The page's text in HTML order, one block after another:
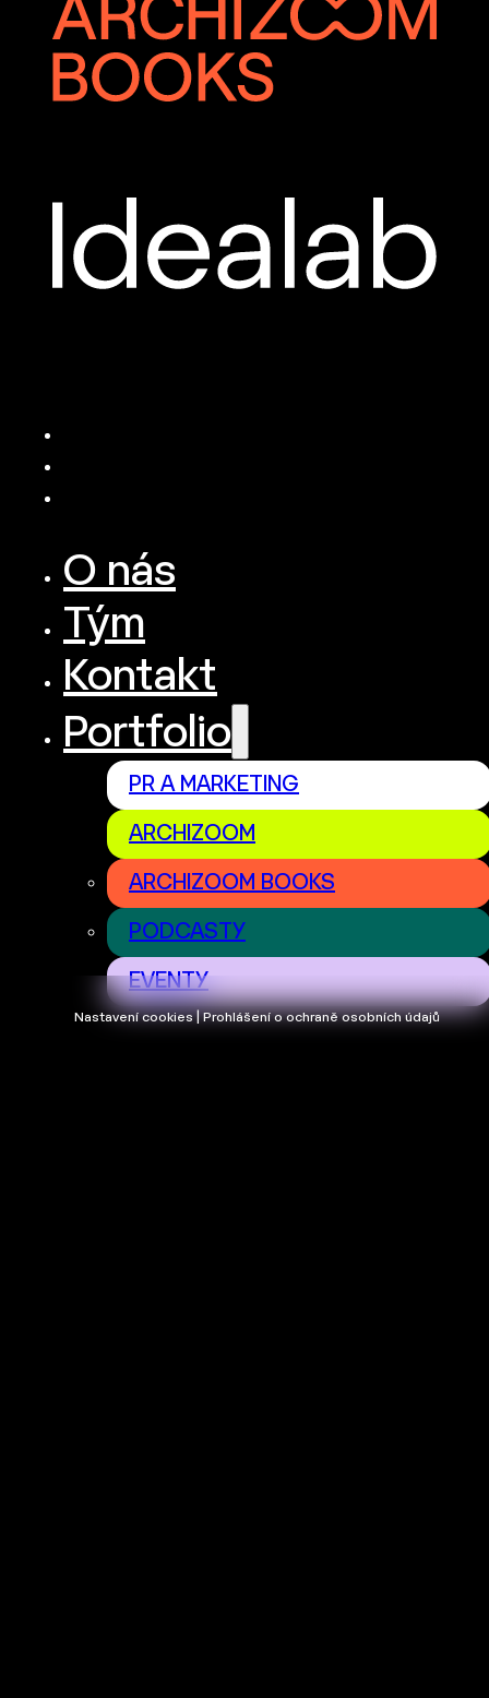
Nastavení cookies | Prohlášení o ochraně osobních údajů
O nás
Tým
Kontakt
Portfolio
PR A MARKETING
ARCHIZOOM
ARCHIZOOM BOOKS
PODCASTY
EVENTY